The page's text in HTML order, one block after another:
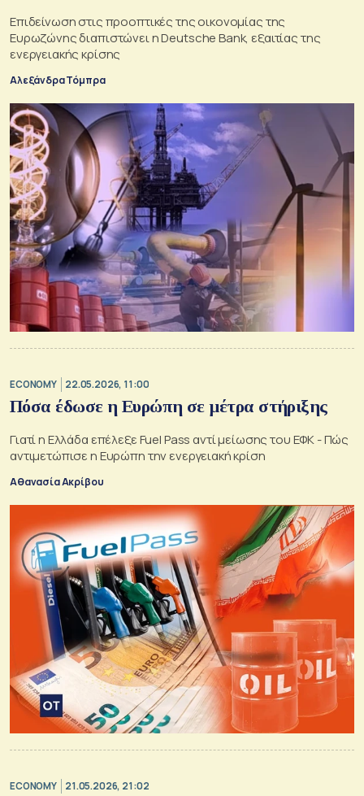
Επιδείνωση στις προοπτικές της οικονομίας της
Ευρωζώνης διαπιστώνει η Deutsche Bank, εξαιτίας της
ενεργειακής κρίσης
Αλεξάνδρα Τόμπρα
ECONOMY 22.05.2026, 11:00
Πόσα έδωσε η Ευρώπη σε μέτρα στήριξης
Γιατί η Ελλάδα επέλεξε Fuel Pass αντί μείωσης του ΕΦΚ - Πώς
αντιμετώπισε η Ευρώπη την ενεργειακή κρίση
Αθανασία Ακρίβου
ECONOMY 21.05.2026, 21:02